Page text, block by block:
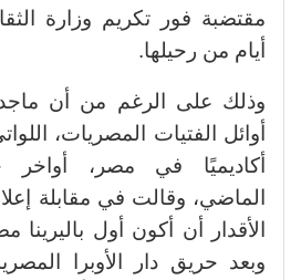
مقتضبة فور تكريم وزارة
أيام من رحيلها.
وذلك على الرغم من أن
أوائل الفتيات المصريات،
أكاديميًا في مصر، أواخر
الماضي، وقالت في مقابلة
الأقدار أن أكون أول باليرينا
وبعد حريق دار الأوبرا